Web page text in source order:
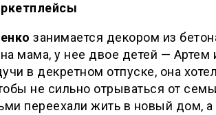
занимается декором из
мама, у нее двое детей — Артем
в декретном отпуске, она
не сильно отрываться от
переехали жить в новый дом, а